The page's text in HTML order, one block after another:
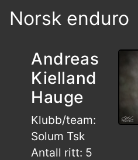
Norsk enduro
Andreas
Kielland
Hauge
Klubb/team:
Solum Tsk
Antall ritt: 5